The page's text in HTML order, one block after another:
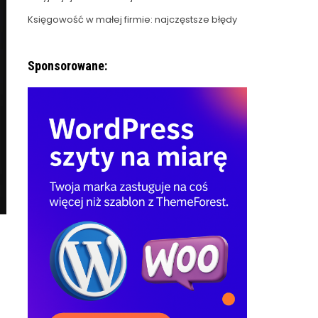
Księgowość w małej firmie: najczęstsze błędy
Sponsorowane: